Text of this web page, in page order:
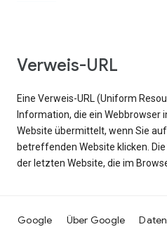
Verweis-URL
Eine Verweis-URL (Uniform
Information, die ein Webbrowser
Website übermittelt, wenn Sie
betreffenden Website klicken.
der letzten Website, die im
Google Über Google